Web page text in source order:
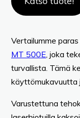
Vertailumme
MT 500E , joka
turvallista. Tämä
käyttömukavuutta
Varustettuna